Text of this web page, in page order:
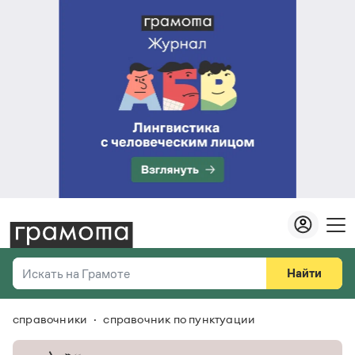
Искать на Грамоте
Справочная служба
Найти
Везде
справочники справочник по пунктуации